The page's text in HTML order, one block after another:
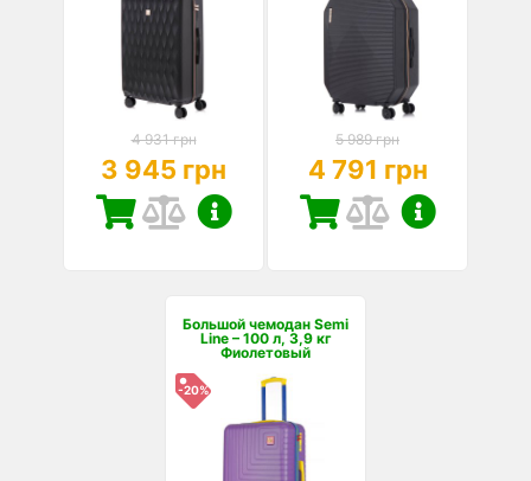
4 931 грн
3 945 грн
5 989 грн
4 791 грн
Большой чемодан Semi
Line – 100 л, 3,9 кг
Фиолетовый
-20%